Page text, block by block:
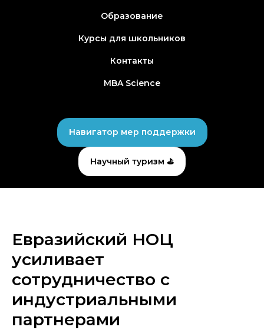
Образование
Курсы для школьников
Контакты
MBA Science
Навигатор мер поддержки
Научный туризм ⛳
Евразийский НОЦ
усиливает
сотрудничество с
индустриальными
партнерами